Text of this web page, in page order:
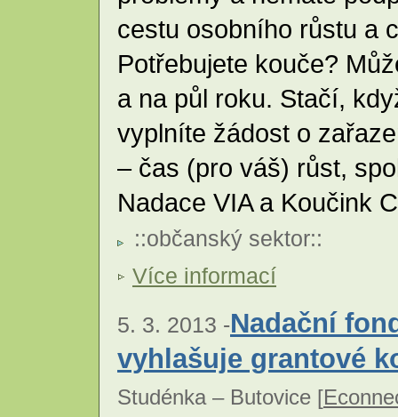
cestu osobního růstu a
Potřebujete kouče?
a na půl roku. Stačí,
vyplníte žádost o
– čas (pro váš) růst,
Nadace VIA a Koučink
::občanský sektor::
Více informací
5. 3. 2013 -Nadační
vyhlašuje grantové
Studénka – Butovice [